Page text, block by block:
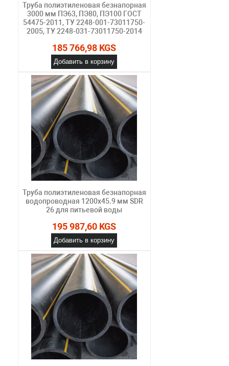
Труба полиэтиленовая безнапорная
3000 мм ПЭ63, ПЭ80, ПЭ100 ГОСТ
54475-2011, ТУ 2248-001-73011750-
2005, ТУ 2248-031-73011750-2014
185 766,98 KGS
Добавить в корзину
Труба полиэтиленовая безнапорная
водопроводная 1200х45.9 мм SDR
26 для питьевой воды
195 987,60 KGS
Добавить в корзину